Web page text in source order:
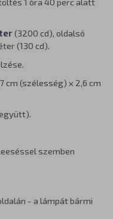
(3200 cd), oldalsó
(130 cd).
cm (szélesség) x 2,6 cm
szemben
- a lámpát bármi